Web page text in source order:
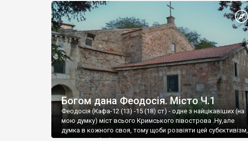
Богом дана Феодосія. Місто Ч.1
Феодосія (Кафа-12 (13) -15 (18) ст) - одне з найцікавіших (на
мою думку) міст всього Кримського півострова .Ну,але
думка в кожного своя, тому щоби розвіяти цей субєктивізм,